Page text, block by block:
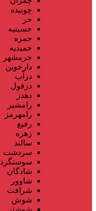
چوبیده
حر
حسینیه
حمزه
حمیدیه
خرمشهر
دارخوین
دزآب
دزفول
دهدز
رامشیر
رامهرمز
رفیع
زهره
سالند
سردشت
سوسنگرد
شادگان
شاوور
شرافت
شوش
شوشتر